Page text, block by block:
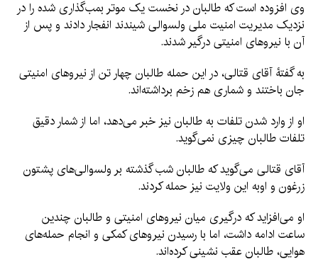
وی افزوده است که طالبان در نخست یک موتر بمب‌گذاری شده را در
نزدیک مدیریت امنیت ملی ولسوالی شیندند انفجار دادند و پس از
آن با نیروهای امنیتی درگیر شدند.
به گفتۀ آقای قتالی، در این حمله طالبان چهار تن از نیروهای امنیتی
جان باختند و شماری هم زخم برداشته‌اند.
او از وارد شدن تلفات به طالبان نیز خبر می‌دهد، اما از شمار دقیق
تلفات طالبان چیزی نمی‌گوید.
آقای قتالی می‌گوید که طالبان شب گذشته بر ولسوالی‌های پشتون
زرغون و اوبه این ولایت نیز حمله کردند.
او می‌افزاید که درگیری میان نیروهای امنیتی و طالبان چندین
ساعت ادامه داشت، اما با رسیدن نیروهای کمکی و انجام حمله‌های
هوایی، طالبان عقب نشینی کرده‌اند.